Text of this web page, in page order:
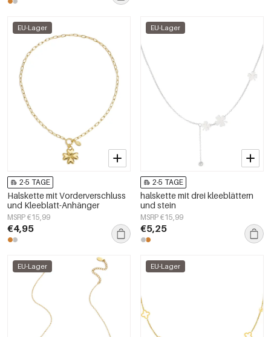
EU-Lager
2-5 TAGE
Halskette mit Vorderverschluss
und Kleeblatt-Anhänger
MSRP €15,99
€4,95
EU-Lager
2-5 TAGE
halskette mit drei kleeblättern
und stein
MSRP €15,99
€5,25
EU-Lager EU-Lager